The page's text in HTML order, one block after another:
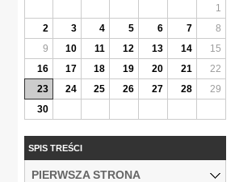
1
2
3 4 5 6 7
8
9
10 11 12 13 14
15
16
17 18 19 20 21
22
23
24 25 26 27 28
29
30
SPIS TREŚCI
PIERWSZA STRONA